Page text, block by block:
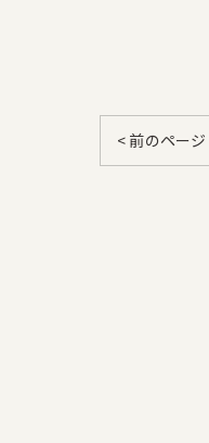
< 前のページ